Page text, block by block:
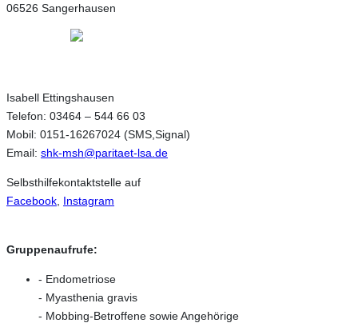
06526 Sangerhausen
Isabell Ettingshausen
Telefon: 03464 – 544 66 03
Mobil: 0151-16267024 (SMS,Signal)
Email: shk-msh@paritaet-lsa.de
Selbsthilfekontaktstelle auf
Facebook, Instagram
Gruppenaufrufe:
- Endometriose
- Myasthenia gravis
- Mobbing-Betroffene sowie Angehörige